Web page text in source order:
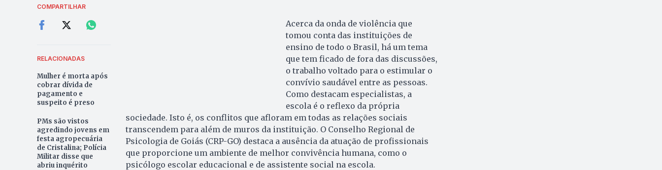
COMPARTILHAR
RELACIONADAS
Mulher é morta após
cobrar dívida de
pagamento e
suspeito é preso
PMs são vistos
agredindo jovens em
festa agropecuária
de Cristalina; Polícia
Militar disse que
abriu inquérito
Acerca da onda de violência que
tomou conta das instituições de
ensino de todo o Brasil, há um tema
que tem ficado de fora das discussões,
o trabalho voltado para o estimular o
convívio saudável entre as pessoas.
Como destacam especialistas, a
escola é o reflexo da própria
sociedade. Isto é, os conflitos que afloram em todas as relações sociais
transcendem para além de muros da instituição. O Conselho Regional de
Psicologia de Goiás (CRP-GO) destaca a ausência da atuação de profissionais
que proporcione um ambiente de melhor convivência humana, como o
psicólogo escolar educacional e de assistente social na escola.